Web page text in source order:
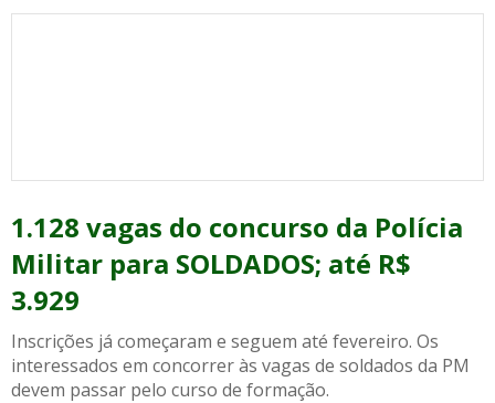
1.128 vagas do concurso da Polícia
Militar para SOLDADOS; até R$
3.929
Inscrições já começaram e seguem até fevereiro. Os
interessados em concorrer às vagas de soldados da PM
devem passar pelo curso de formação.